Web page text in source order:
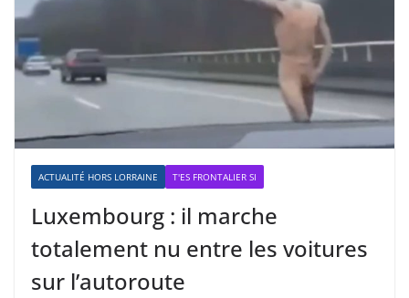
ACTUALITÉ HORS LORRAINE T'ES FRONTALIER SI
Luxembourg : il marche
totalement nu entre les voitures
sur l’autoroute